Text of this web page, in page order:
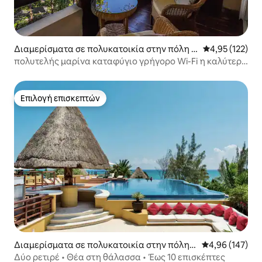
Διαμερίσματα σε πολυκατοικία στην πόλη Q
uintana Roo
Μέση
4,95 (122)
πολυτελής μαρίνα καταφύγιο γρήγορο Wi-Fi η καλύτερη
Επιλογή επισκεπτών
Επιλογή επισκεπτών
Διαμερίσματα σε πολυκατοικία στην πόλη
Πλάγια Ντελ Κάρμεν
Μέση
4,96 (147)
Δύο ρετιρέ • Θέα στη θάλασσα • Έως 10 επισκέπτες